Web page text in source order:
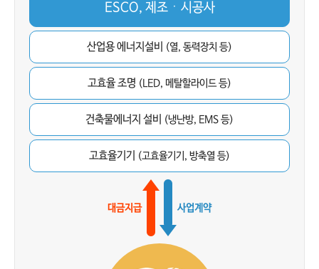
ESCO, 제조ㆍ시공사
산업용 에너지설비 (열, 동력장치 등)
고효율 조명 (LED, 메탈할라이드 등)
건축물에너지 설비 (냉난방, EMS 등)
고효율기기 (고효율기기, 방축열 등)
대금지급 사업계약